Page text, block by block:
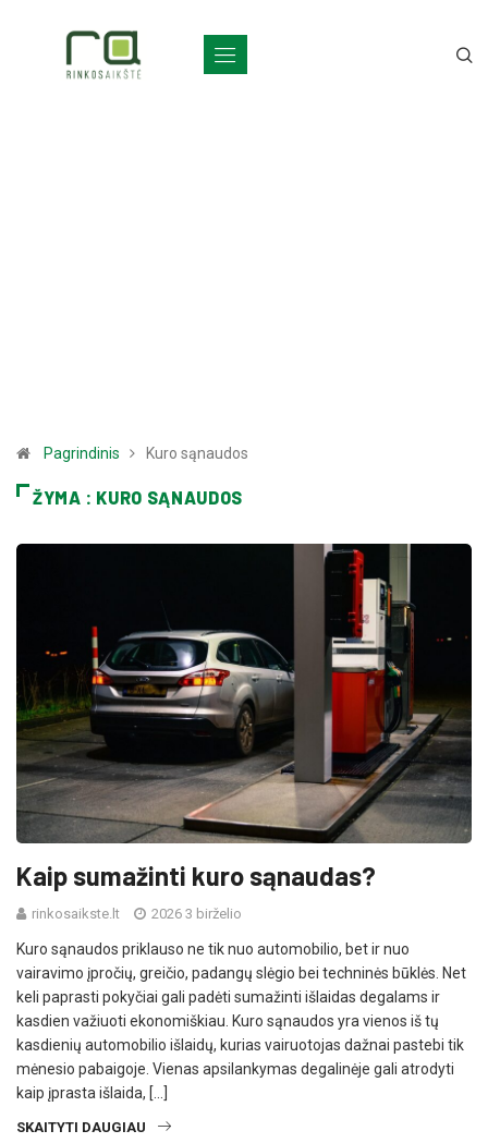
Pagrindinis Kuro sąnaudos
ŽYMA : KURO SĄNAUDOS
Kaip sumažinti kuro sąnaudas?
rinkosaikste.lt 2026 3 birželio
Kuro sąnaudos priklauso ne tik nuo automobilio, bet ir nuo
vairavimo įpročių, greičio, padangų slėgio bei techninės būklės. Net
keli paprasti pokyčiai gali padėti sumažinti išlaidas degalams ir
kasdien važiuoti ekonomiškiau. Kuro sąnaudos yra vienos iš tų
kasdienių automobilio išlaidų, kurias vairuotojas dažnai pastebi tik
mėnesio pabaigoje. Vienas apsilankymas degalinėje gali atrodyti
kaip įprasta išlaida, […]
SKAITYTI DAUGIAU